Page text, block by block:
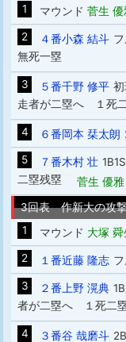
1
マウンド 菅生 優
2
４番小森 結斗
無死一塁
3 ５番千野 修平
走者が二塁へ １死
4 ６番岡本 栞太朗
5
７番木村 壮
二塁残塁 菅生 優雅
3回表 作新大の攻
1
マウンド 大塚 舜
2
１番近藤 隆志
3
２番上野 滉典
者が二塁へ １死二
4 ３番谷 哉磨斗